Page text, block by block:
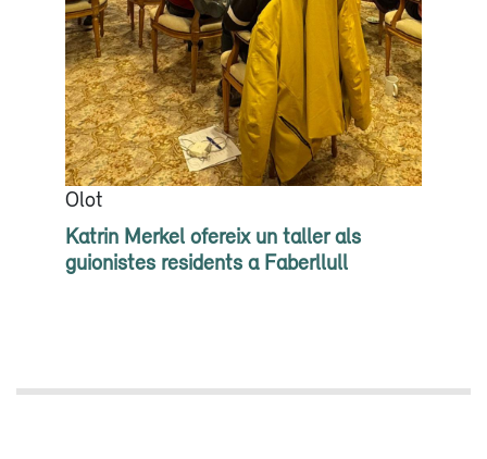
Olot
Katrin Merkel ofereix un taller als
guionistes residents a Faberllull